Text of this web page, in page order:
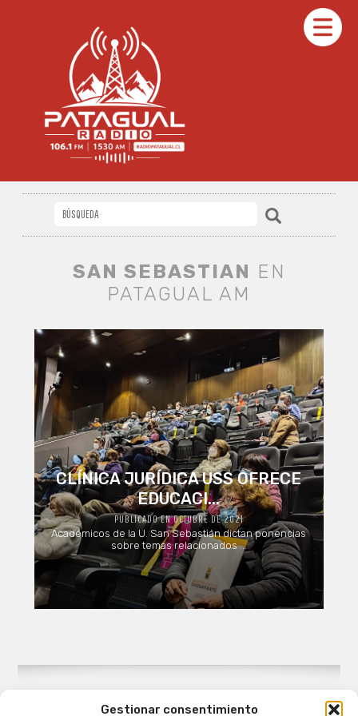
Gestionar consentimiento
SAN SEBASTIAN EN
PATAGUAL AM
CLÍNICA JURÍDICA USS OFRECE
EDUCACI...
PUBLICADO EN OCTUBRE DE 2021
Académicos de la U. San Sebastián dictan ponencias
sobre temas relacionados ...